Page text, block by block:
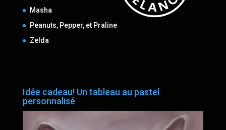
Masha
Peanuts, Pepper, et Praline
Zelda
Idée cadeau! Un tableau au pastel
personnalisé